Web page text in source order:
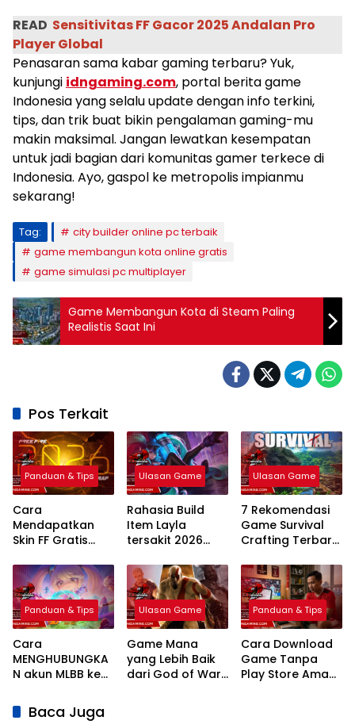
READ Sensitivitas FF Gacor 2025 Andalan Pro
Player Global
Penasaran sama kabar gaming terbaru? Yuk,
kunjungi idngaming.com, portal berita game
Indonesia yang selalu update dengan info terkini,
tips, dan trik buat bikin pengalaman gaming-mu
makin maksimal. Jangan lewatkan kesempatan
untuk jadi bagian dari komunitas gamer terkece di
Indonesia. Ayo, gaspol ke metropolis impianmu
sekarang!
Tag:
city builder online pc terbaik
game membangun kota online gratis
game simulasi pc multiplayer
Game Membangun Kota di Steam Paling
Realistis Saat Ini
Pos Terkait
Panduan & Tips
Cara
Mendapatkan
Skin FF Gratis
Panduan
Lengkap dan
Legal
Ulasan Game
Rahasia Build
Item Layla
tersakit 2026
mati Bikin Musuh
Kena Mental
Ulasan Game
7 Rekomendasi
Game Survival
Crafting Terbaru
Realistis
Panduan & Tips
Cara
MENGHUBUNGKA
N akun MLBB ke
Sinkronisasi Data
Game
Ulasan Game
Game Mana
yang Lebih Baik
dari God of War:
Panduan & Tips
Cara Download
Game Tanpa
Play Store Aman
Baca Juga